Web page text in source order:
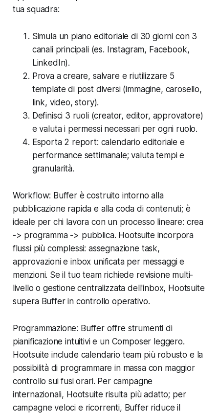
tua squadra:
Simula un piano editoriale di 30 giorni con 3
canali principali (es. Instagram, Facebook,
LinkedIn).
Prova a creare, salvare e riutilizzare 5
template di post diversi (immagine, carosello,
link, video, story).
Definisci 3 ruoli (creator, editor, approvatore)
e valuta i permessi necessari per ogni ruolo.
Esporta 2 report: calendario editoriale e
performance settimanale; valuta tempi e
granularità.
Workflow: Buffer è costruito intorno alla
pubblicazione rapida e alla coda di contenuti; è
ideale per chi lavora con un processo lineare: crea
-> programma -> pubblica. Hootsuite incorpora
flussi più complessi: assegnazione task,
approvazioni e inbox unificata per messaggi e
menzioni. Se il tuo team richiede revisione multi-
livello o gestione centralizzata dell'inbox, Hootsuite
supera Buffer in controllo operativo.
Programmazione: Buffer offre strumenti di
pianificazione intuitivi e un Composer leggero.
Hootsuite include calendario team più robusto e la
possibilità di programmare in massa con maggior
controllo sui fusi orari. Per campagne
internazionali, Hootsuite risulta più adatto; per
campagne veloci e ricorrenti, Buffer riduce il